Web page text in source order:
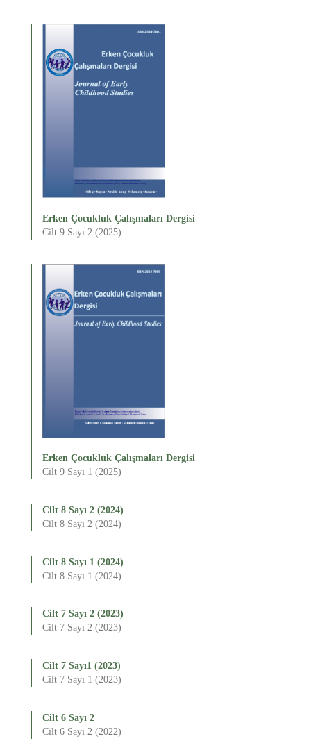
Erken Çocukluk Çalışmaları Dergisi
Cilt 9 Sayı 2 (2025)
Erken Çocukluk Çalışmaları Dergisi
Cilt 9 Sayı 1 (2025)
Cilt 8 Sayı 2 (2024)
Cilt 8 Sayı 2 (2024)
Cilt 8 Sayı 1 (2024)
Cilt 8 Sayı 1 (2024)
Cilt 7 Sayı 2 (2023)
Cilt 7 Sayı 2 (2023)
Cilt 7 Sayı1 (2023)
Cilt 7 Sayı 1 (2023)
Cilt 6 Sayı 2
Cilt 6 Sayı 2 (2022)